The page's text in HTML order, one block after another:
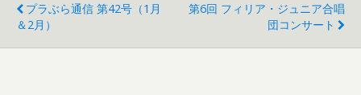
プラぶら通信 第42号（1月
＆2月）
第6回 フィリア・ジュニア合唱
団コンサート